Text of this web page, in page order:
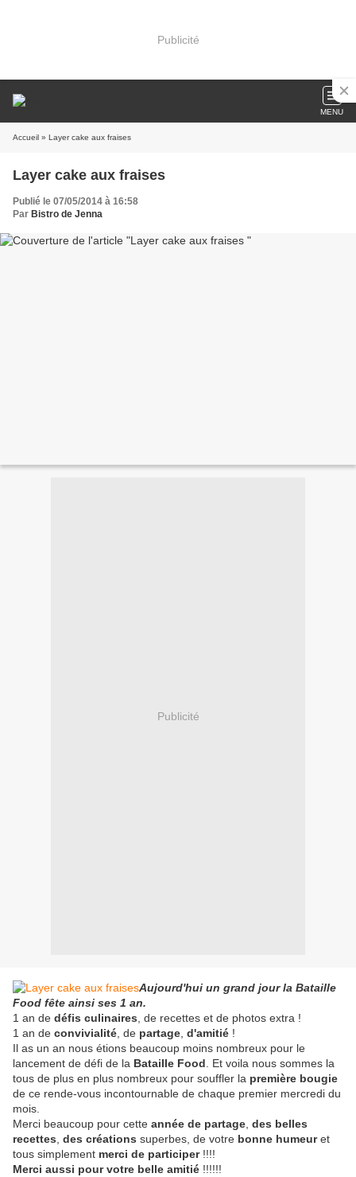
Publicité
MENU
Accueil » Layer cake aux fraises
Layer cake aux fraises
Publié le 07/05/2014 à 16:58
Par Bistro de Jenna
Publicité
Aujourd'hui un grand jour la Bataille
Food fête ainsi ses 1 an.
1 an de défis culinaires , de recettes et de photos extra !
1 an de convivialité , de partage d'amitié !
Il as un an nous étions beaucoup moins nombreux pour le
lancement de défi de la Bataille Food . Et voila nous sommes la
tous de plus en plus nombreux pour souffler la première bougie
de ce rende-vous incontournable de chaque premier mercredi du
mois.
Merci beaucoup pour cette année de partage des belles
recettes des créations superbes, de votre bonne humeuret
tous simplement merci de participer!!!!
Merci aussi pour votre belle amitié !!!!!!